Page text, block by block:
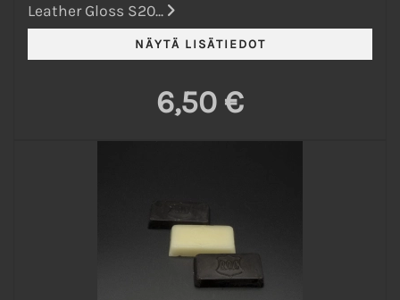
Leather Gloss S20...
6,50 €